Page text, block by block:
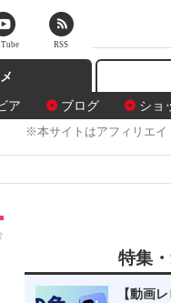
ア ブログ ショ
※本サイトはアフィリエイ
特集
【動画
RSS